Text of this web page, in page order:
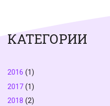
КАТЕГОРИИ
2016 (1)
2017 (1)
2018 (2)